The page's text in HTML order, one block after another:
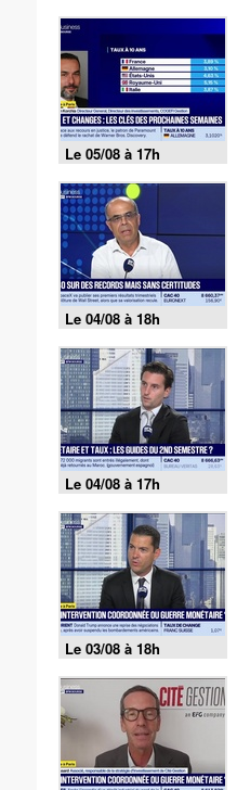
Le 05/08 à 17h
Le 04/08 à 18h
Le 04/08 à 17h
Le 03/08 à 18h